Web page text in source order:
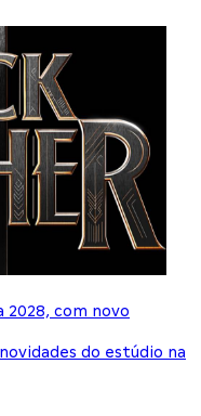
com novo
do estúdio na